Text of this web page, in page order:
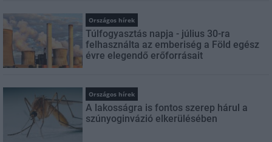
Országos hírek
Túlfogyasztás napja - július 30-ra
felhasználta az emberiség a Föld egész
évre elegendő erőforrásait
Országos hírek
A lakosságra is fontos szerep hárul a
szúnyoginvázió elkerülésében